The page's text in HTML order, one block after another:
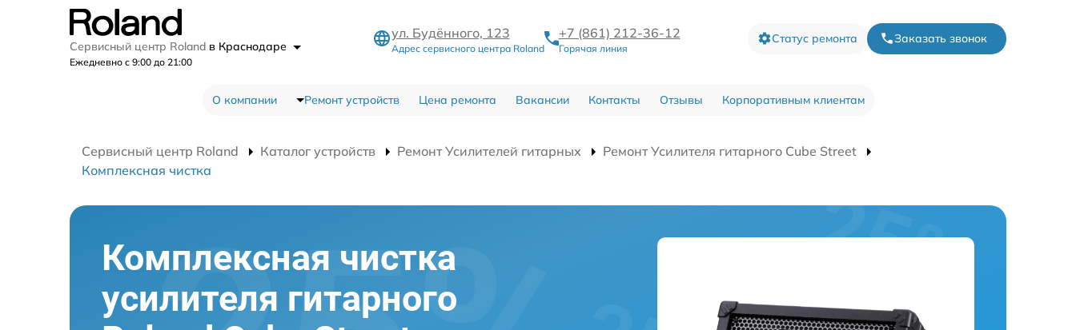
Сервисный центр Roland в Краснодаре
Ежедневно с 9:00 до 21:00
ул. Будённого, 123
Адрес сервисного центра Roland
+7 (861) 212-36-12
Горячая линия
Статус ремонта Заказать звонок
О компании Ремонт устройств Цена ремонта Вакансии Контакты Отзывы Корпоративным клиентам
Сервисный центр Roland Каталог устройств Ремонт Усилителей гитарных
Ремонт Усилителя гитарного Cube Street
Комплексная чистка
Комплексная чистка
усилителя гитарного